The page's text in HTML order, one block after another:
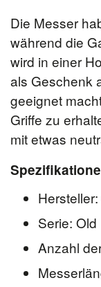
Die Messer
während die
wird in einer
als Geschenk
geeignet
Griffe zu
mit etwas
Serie: Old
Anzahl